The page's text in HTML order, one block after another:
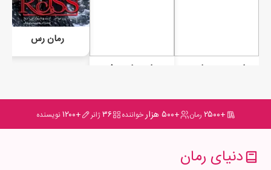
رمان سفید برفی
رمان رس
+۲۵۰۰ رمان +۵۰۰ هزار خواننده ۳۶ژانر +۱۲۰۰ نویسنده
دنیای رمان